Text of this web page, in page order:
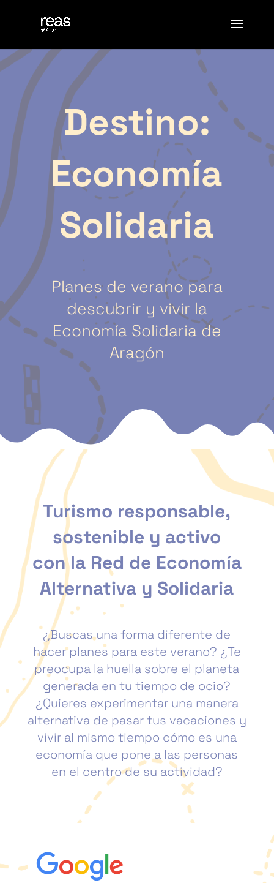
Destino:
Economía
Solidaria
Planes de verano para
descubrir y vivir la
Economía Solidaria de
Aragón
Turismo responsable,
sostenible y activo
con la Red de Economía
Alternativa y Solidaria
¿Buscas una forma diferente de
hacer planes para este verano? ¿Te
preocupa la huella sobre el planeta
generada en tu tiempo de ocio?
¿Quieres experimentar una manera
alternativa de pasar tus vacaciones y
vivir al mismo tiempo cómo es una
economía que pone a las personas
en el centro de su actividad?